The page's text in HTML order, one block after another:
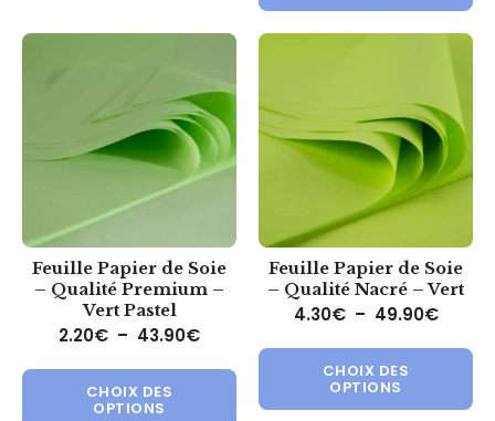
Feuille Papier de Soie
– Qualité Premium –
Vert Pastel
2.20€ – 43.90€Plage de prix : 2.20€ à 43.90€
CHOIX DES
OPTIONS
Ce produit a plusieurs
Feuille Papier de Soie
– Qualité Nacré – Vert
4.30€ – 49.90€Plage
CHOIX DES
OPTIONS